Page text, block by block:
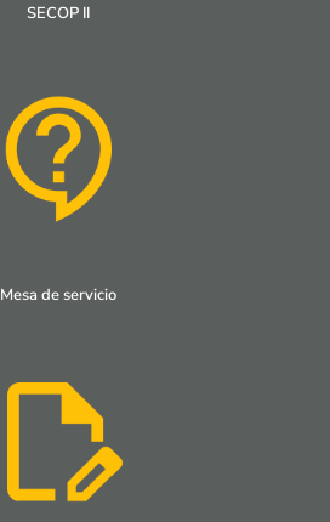
SECOP II
Mesa de servicio